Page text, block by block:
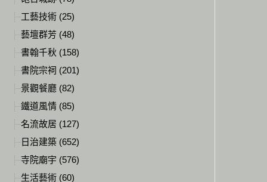
工藝技術 (25)
藝壇群芳 (48)
書翰千秋 (158)
書院宗祠 (201)
景觀餐廳 (82)
鐵道風情 (85)
名流故居 (127)
日治建築 (652)
寺院廟宇 (576)
生活藝術 (60)